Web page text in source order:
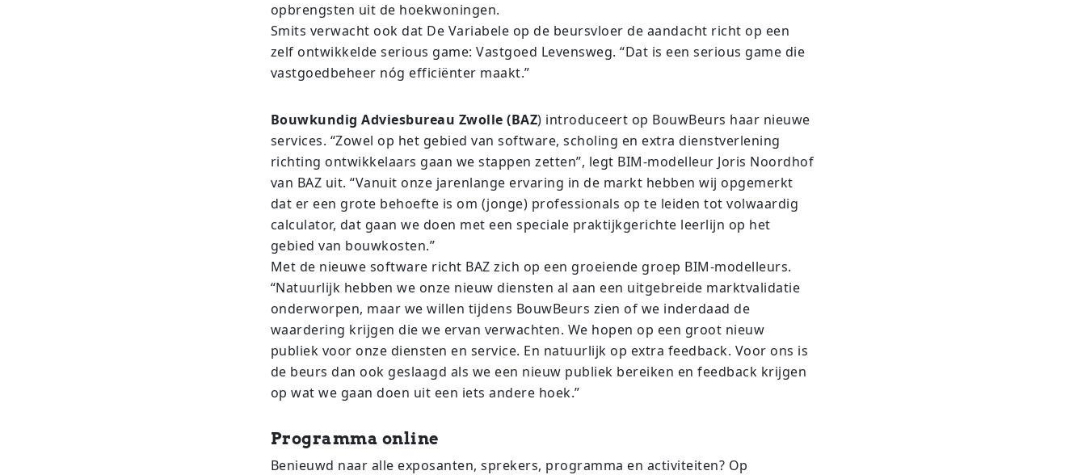
opbrengsten uit de hoekwoningen.
Smits verwacht ook dat De Variabele op de beursvloer de aandacht richt op een
zelf ontwikkelde serious game: Vastgoed Levensweg. “Dat is een serious game die
vastgoedbeheer nóg efficiënter maakt.”
Bouwkundig Adviesbureau Zwolle (BAZ) introduceert op BouwBeurs haar nieuwe
services. “Zowel op het gebied van software, scholing en extra dienstverlening
richting ontwikkelaars gaan we stappen zetten”, legt BIM-modelleur Joris Noordhof
van BAZ uit. “Vanuit onze jarenlange ervaring in de markt hebben wij opgemerkt
dat er een grote behoefte is om (jonge) professionals op te leiden tot volwaardig
calculator, dat gaan we doen met een speciale praktijkgerichte leerlijn op het
gebied van bouwkosten.”
Met de nieuwe software richt BAZ zich op een groeiende groep BIM-modelleurs.
“Natuurlijk hebben we onze nieuw diensten al aan een uitgebreide marktvalidatie
onderworpen, maar we willen tijdens BouwBeurs zien of we inderdaad de
waardering krijgen die we ervan verwachten. We hopen op een groot nieuw
publiek voor onze diensten en service. En natuurlijk op extra feedback. Voor ons is
de beurs dan ook geslaagd als we een nieuw publiek bereiken en feedback krijgen
op wat we gaan doen uit een iets andere hoek.”
Programma online
Benieuwd naar alle exposanten, sprekers, programma en activiteiten? Op